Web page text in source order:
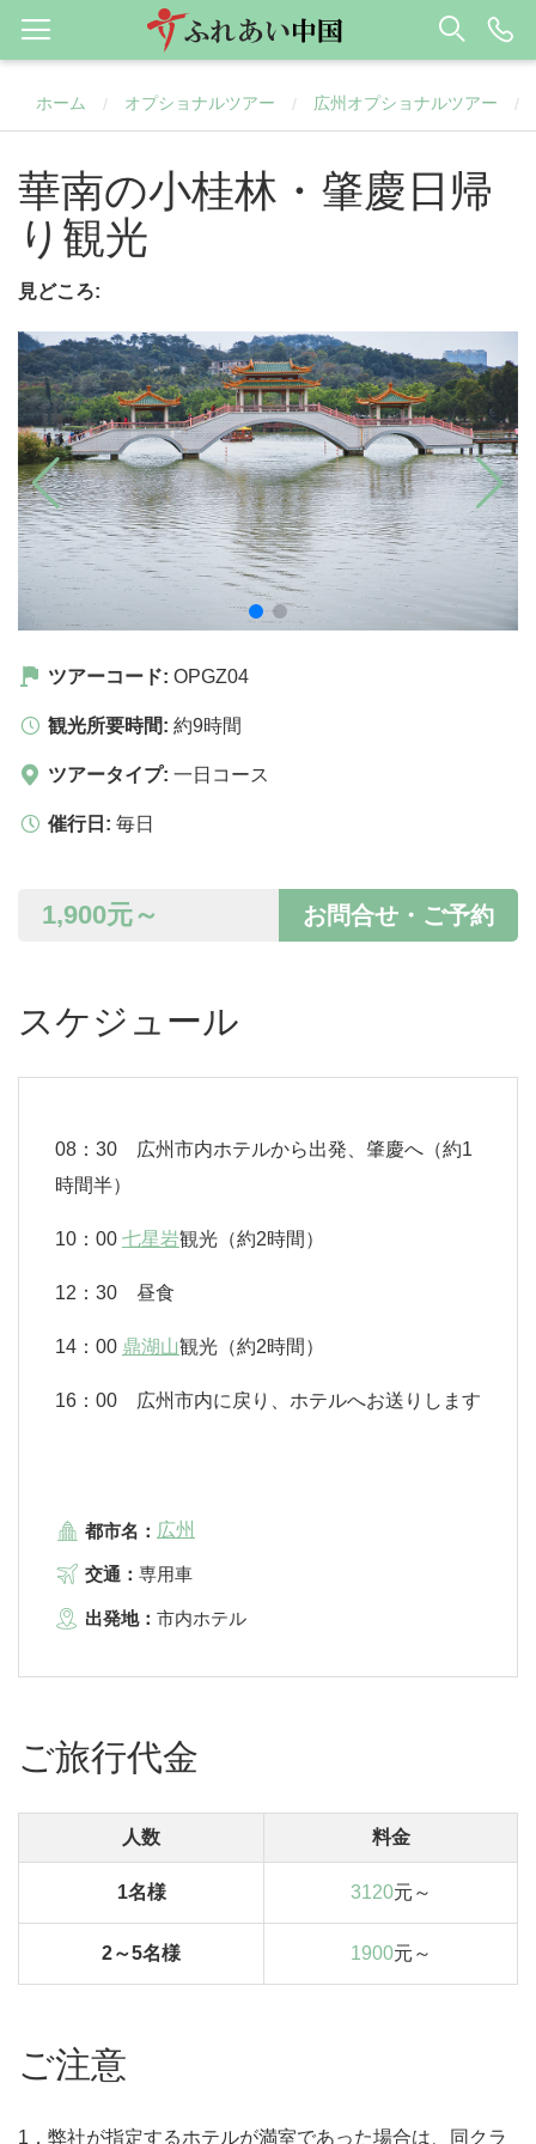
ホーム / オプショナルツアー / 広州オプショナルツアー /
華南の小桂林・肇慶日帰
り観光
見どころ:
ツアーコード: OPGZ04
観光所要時間: 約9時間
ツアータイプ: 一日コース
催行日: 毎日
お問合せ・ご予約
1,900元～
スケジュール
08：30 広州市内ホテルから出発、肇慶へ（約1
時間半）
10：00 七星岩観光（約2時間）
12：30 昼食
14：00 鼎湖山観光（約2時間）
16：00 広州市内に戻り、ホテルへお送りします
都市名： 広州
交通： 専用車
出発地： 市内ホテル
ご旅行代金
人数 料金
1名様 3120元～
2～5名様 1900元～
ご注意
1．弊社が指定するホテルが満室であった場合は、同クラ